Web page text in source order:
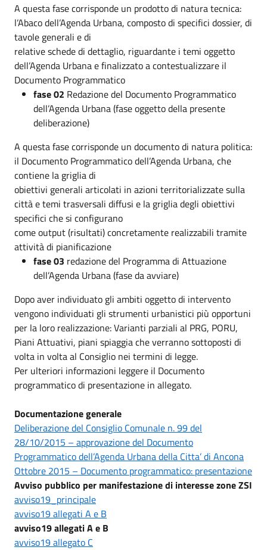
A questa fase corrisponde un prodotto di natura tecnica:
l’Abaco dell’Agenda Urbana, composto di specifici dossier, di
tavole generali e di
relative schede di dettaglio, riguardante i temi oggetto
dell’Agenda Urbana e finalizzato a contestualizzare il
Documento Programmatico
fase 02 Redazione del Documento Programmatico
dell’Agenda Urbana (fase oggetto della presente
deliberazione)
A questa fase corrisponde un documento di natura politica:
il Documento Programmatico dell’Agenda Urbana, che
contiene la griglia di
obiettivi generali articolati in azioni territorializzate sulla
città e temi trasversali diffusi e la griglia degli obiettivi
specifici che si configurano
come output (risultati) concretamente realizzabili tramite
attività di pianificazione
fase 03 redazione del Programma di Attuazione
dell’Agenda Urbana (fase da avviare)
Dopo aver individuato gli ambiti oggetto di intervento
vengono individuati gli strumenti urbanistici più opportuni
per la loro realizzazione: Varianti parziali al PRG, PORU,
Piani Attuativi, piani spiaggia che verranno sottoposti di
volta in volta al Consiglio nei termini di legge.
Per ulteriori informazioni leggere il Documento
programmatico di presentazione in allegato.
Documentazione generale
Deliberazione del Consiglio Comunale n. 99 del
28/10/2015 – approvazione del Documento
Programmatico dell’Agenda Urbana della Citta’ di Ancona
Ottobre 2015 – Documento programmatico: presentazione
Avviso pubblico per manifestazione di interesse zone ZSI
avviso19_principale
avviso19 allegati A e B
avviso19 allegati A e B
avviso19 allegato C